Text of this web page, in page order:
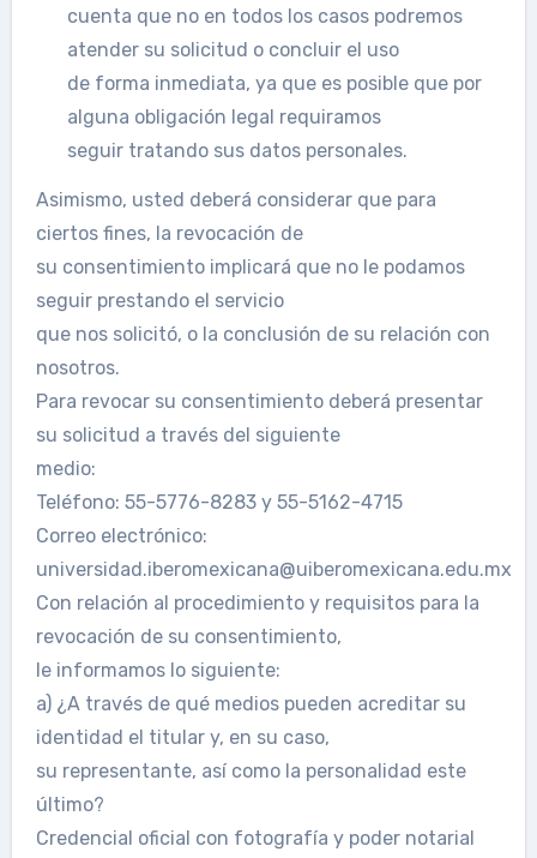
cuenta que no en todos los casos podremos
atender su solicitud o concluir el uso
de forma inmediata, ya que es posible que por
alguna obligación legal requiramos
seguir tratando sus datos personales.
Asimismo, usted deberá considerar que para
ciertos fines, la revocación de
su consentimiento implicará que no le podamos
seguir prestando el servicio
que nos solicitó, o la conclusión de su relación con
nosotros.
Para revocar su consentimiento deberá presentar
su solicitud a través del siguiente
medio:
Teléfono: 55-5776-8283 y 55-5162-4715
Correo electrónico:
universidad.iberomexicana@uiberomexicana.edu.mx
Con relación al procedimiento y requisitos para la
revocación de su consentimiento,
le informamos lo siguiente:
a) ¿A través de qué medios pueden acreditar su
identidad el titular y, en su caso,
su representante, así como la personalidad este
último?
Credencial oficial con fotografía y poder notarial